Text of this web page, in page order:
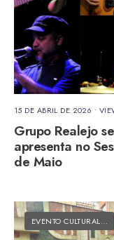
15 DE ABRIL DE 2026 •
Grupo Realejo se
apresenta no
de Maio
EVENTO CULTURAL
•